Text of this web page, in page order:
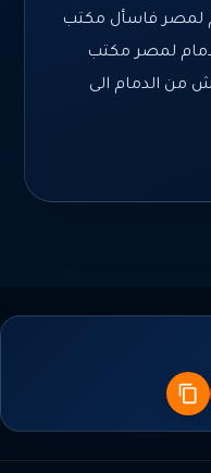
لمصر فاسأل مكتب
لمصر مكتب
من الدمام الى
نسخ